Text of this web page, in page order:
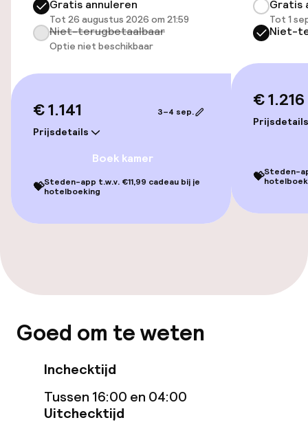
Transferservice
Fietsverhuur
Overal rolstoeltoegankelijk
Voor toegankelijkheid
geoptimaliseerde kamers beschikbaar
geoptimaliseerde kamers beschikbaar
Zwemmen & wellness
Zoetwater binnenzwembad
Gratis annuleren
Tot 26 augustus 2026 om 21:59
Niet-terugbetaalbaar
Optie niet beschikbaar
€ 1.141
Prijsdetails
3–4 sep.
Boek kamer
💝Steden-app t.w.v. €11,99 cadeau bij je
hotelboeking
Gratis
Tot 1
Niet-
€ 1.216
Prijsdetails
💝Steden-
Goed om te weten
Inchecktijd
Tussen 16:00 en 04:00
Uitchecktijd